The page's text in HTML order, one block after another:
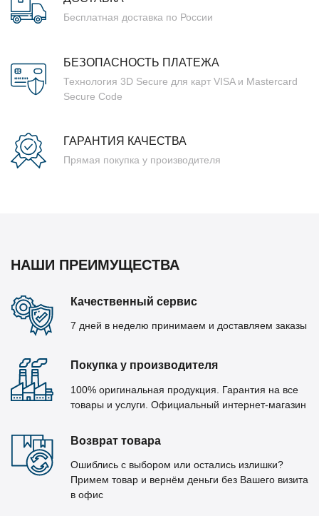
Бесплатная доставка по России
БЕЗОПАСНОСТЬ ПЛАТЕЖА
Технология 3D Secure для карт VISA и Mastercard
Secure Code
ГАРАНТИЯ КАЧЕСТВА
Прямая покупка у производителя
НАШИ ПРЕИМУЩЕСТВА
Качественный сервис
7 дней в неделю принимаем и доставляем заказы
Покупка у производителя
100% оригинальная продукция. Гарантия на все
товары и услуги. Официальный интернет-магазин
Возврат товара
Ошиблись с выбором или остались излишки?
Примем товар и вернём деньги без Вашего визита
в офис